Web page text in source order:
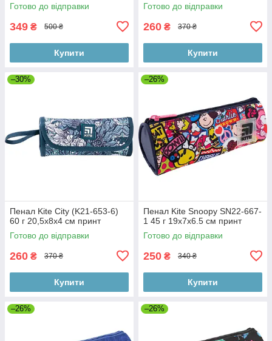
Готово до відправки
349 ₴ 500 ₴
Купити
Готово до відправки
260 ₴ 370 ₴
Купити
–30%
Пенал Kite City (K21-653-6)
60 г 20,5x8x4 см принт
Готово до відправки
260 ₴ 370 ₴
Купити
–26%
Пенал Kite Snoopy SN22-667-
1 45 г 19х7х6.5 см принт
Готово до відправки
250 ₴ 340 ₴
Купити
–26% –26%